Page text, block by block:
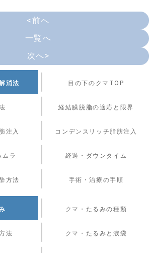
<前へ
一覧へ
次へ>
消法 目の下のクマTOP
経結膜脱脂の適応と限界
注入 コンデンスリッチ脂肪注入
ムラ 経過・ダウンタイム
方法 手術・治療の手順
クマ・たるみの種類
法 クマ・たるみと涙袋